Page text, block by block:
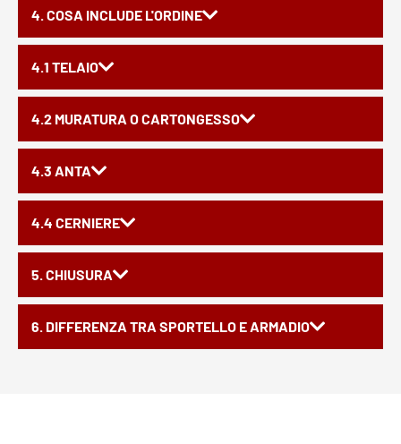
4. COSA INCLUDE L'ORDINE
4.1 TELAIO
4.2 MURATURA O CARTONGESSO
4.3 ANTA
4.4 CERNIERE
5. CHIUSURA
6. DIFFERENZA TRA SPORTELLO E ARMADIO